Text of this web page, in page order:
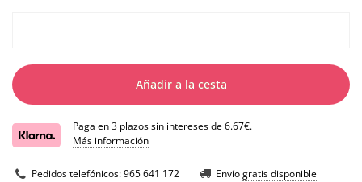
Añadir a la cesta
Paga en 3 plazos sin intereses de 6.67€.
Más información
Pedidos telefónicos:965 641 172 Envíogratis disponible